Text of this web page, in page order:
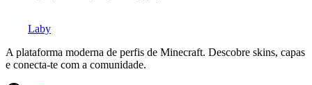
Laby
A plataforma moderna de perfis de Minecraft. Descobre skins, capas
e conecta-te com a comunidade.